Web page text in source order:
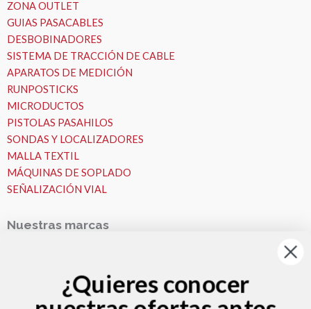
ZONA OUTLET
GUIAS PASACABLES
DESBOBINADORES
SISTEMA DE TRACCIÓN DE CABLE
APARATOS DE MEDICIÓN
RUNPOSTICKS
MICRODUCTOS
PISTOLAS PASAHILOS
SONDAS Y LOCALIZADORES
MALLA TEXTIL
MÁQUINAS DE SOPLADO
SEÑALIZACIÓN VIAL
Nuestras marcas
VESALA
¿Quieres conocer